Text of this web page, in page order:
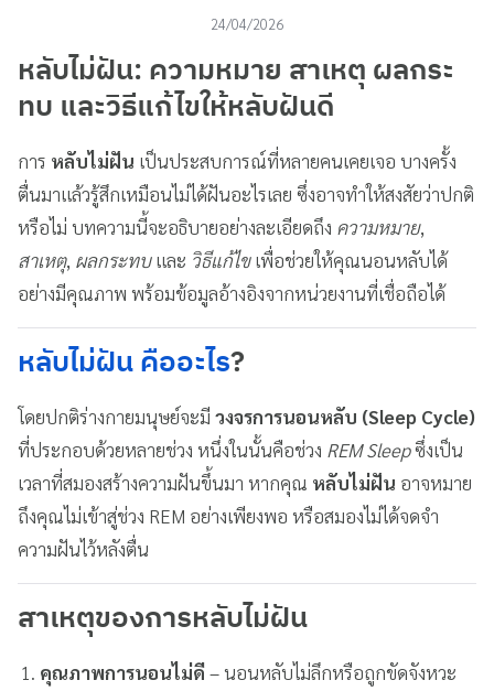
24/04/2026
หลับไม่ฝัน: ความหมาย สาเหตุ ผลกระ
ทบ และวิธีแก้ไขให้หลับฝันดี
การ หลับไม่ฝัน เป็นประสบการณ์ที่หลายคนเคยเจอ บางครั้ง
ตื่นมาแล้วรู้สึกเหมือนไม่ได้ฝันอะไรเลย ซึ่งอาจทำให้สงสัยว่าปกติ
หรือไม่ บทความนี้จะอธิบายอย่างละเอียดถึง ความหมาย,
สาเหตุ, ผลกระทบและ วิธีแก้ไขเพื่อช่วยให้คุณนอนหลับได้
อย่างมีคุณภาพ พร้อมข้อมูลอ้างอิงจากหน่วยงานที่เชื่อถือได้
หลับไม่ฝัน คืออะไร?
โดยปกติร่างกายมนุษย์จะมี วงจรการนอนหลับ (Sleep Cycle)
ที่ประกอบด้วยหลายช่วง หนึ่งในนั้นคือช่วง REM Sleepซึ่งเป็น
เวลาที่สมองสร้างความฝันขึ้นมา หากคุณ หลับไม่ฝัน อาจหมาย
ถึงคุณไม่เข้าสู่ช่วง REM อย่างเพียงพอ หรือสมองไม่ได้จดจำ
ความฝันไว้หลังตื่น
สาเหตุของการหลับไม่ฝัน
คุณภาพการนอนไม่ดี– นอนหลับไม่ลึกหรือถูกขัดจังหวะ